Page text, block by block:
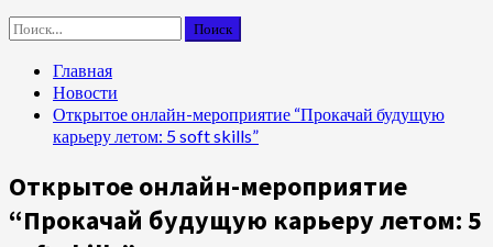
Найти:
Главная
Новости
Открытое онлайн-мероприятие “Прокачай будущую
карьеру летом: 5 soft skills”
Открытое онлайн-мероприятие
“Прокачай будущую карьеру летом: 5